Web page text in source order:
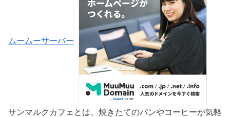
ムームーサーバー
サンマルクカフェとは、焼きたてのパンやコーヒーが気軽